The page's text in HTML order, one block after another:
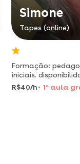
Simone
Tapes (online)
Formação:
iniciais. disponibilidade
auxiliar nas
R$40/h 1 aaula